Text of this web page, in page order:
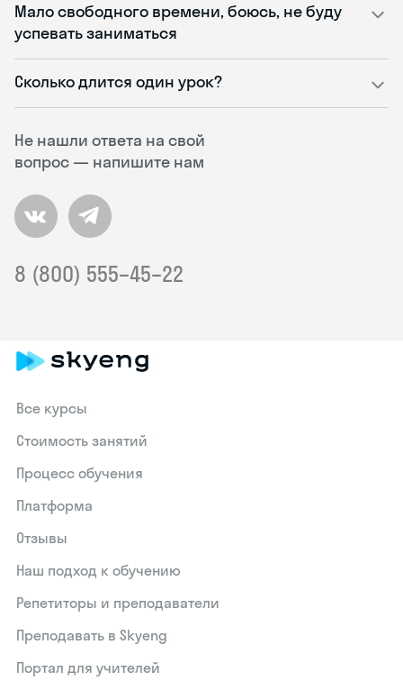
Не нашли ответа на свой
вопрос — напишите нам
8 (800) 555–45–22
Мало свободного времени, боюсь, не буду
успевать заниматься
Сколько длится один урок?
Все курсы
Стоимость занятий
Процесс обучения
Платформа
Отзывы
Наш подход к обучению
Репетиторы и преподаватели
Преподавать в Skyeng
Портал для учителей